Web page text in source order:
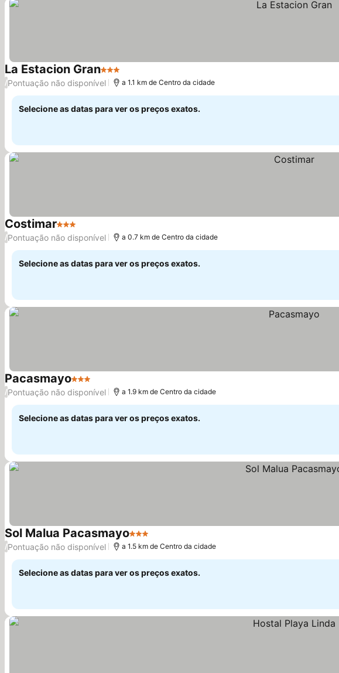
La Estacion Gran3 Estrelas
/Pontuação não disponível a 1.1 km de Centro da cidade
Selecione as datas para ver os preços exatos.
Costimar3 EstrelasVer preços
/Pontuação não disponível a 0.7 km de Centro da cidade
Selecione as datas para ver os preços exatos.
Pacasmayo3 EstrelasVer preços
/Pontuação não disponível a 1.9 km de Centro da cidade
Selecione as datas para ver os preços exatos.
Sol Malua Pacasmayo3 Estrelas
/Pontuação não disponível a 1.5 km de Centro da cidade
Selecione as datas para ver os preços exatos.